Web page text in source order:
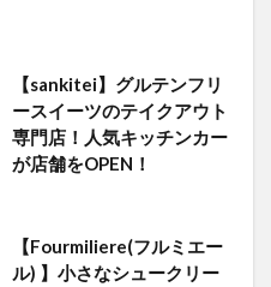
【sankitei】グルテンフリ
ースイーツのテイクアウト
専門店！人気キッチンカー
が店舗をOPEN！
【Fourmiliere(フルミエー
ル) 】小さなシュークリー